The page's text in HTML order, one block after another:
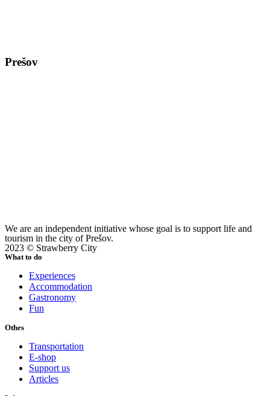
Prešov
We are an independent initiative whose goal is to support life and
tourism in the city of Prešov.
2023 © Strawberry City
What to do
Experiences
Accommodation
Gastronomy
Fun
Othes
Transportation
E-shop
Support us
Articles